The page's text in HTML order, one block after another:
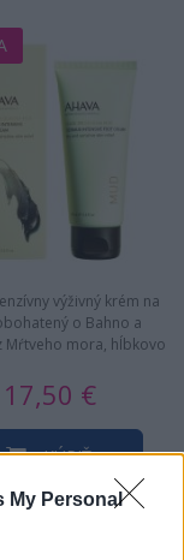
My Personal
výživný krém na
o Bahno a
Mŕtveho mora, hĺbkovo
17,50 €
KÚPIŤ